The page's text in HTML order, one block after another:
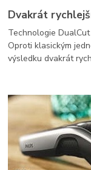
Dvakrát
Technologie
Oproti klasickým
výsledku dvakrát